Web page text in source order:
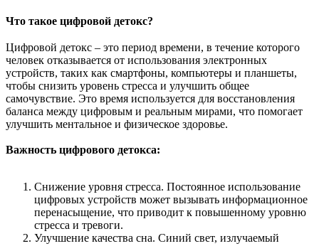
Что такое цифровой детокс?
Цифровой детокс – это период времени, в течение которого
человек отказывается от использования электронных
устройств, таких как смартфоны, компьютеры и планшеты,
чтобы снизить уровень стресса и улучшить общее
самочувствие. Это время используется для восстановления
баланса между цифровым и реальным мирами, что помогает
улучшить ментальное и физическое здоровье.
Важность цифрового детокса:
Снижение уровня стресса. Постоянное использование
цифровых устройств может вызывать информационное
перенасыщение, что приводит к повышенному уровню
стресса и тревоги.
Улучшение качества сна. Синий свет, излучаемый